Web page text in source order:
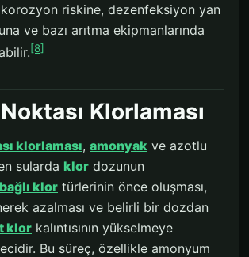
riskine, dezenfeksiyon yan
ve bazı arıtma ekipmanlarında
[8]
Noktası Klorlaması
klorlaması, amonyak ve azotlu
sularda klor dozunun
bağlı klor türlerinin önce oluşması,
azalması ve belirli bir dozdan
klor kalıntısının yükselmeye
Bu süreç, özellikle amonyum